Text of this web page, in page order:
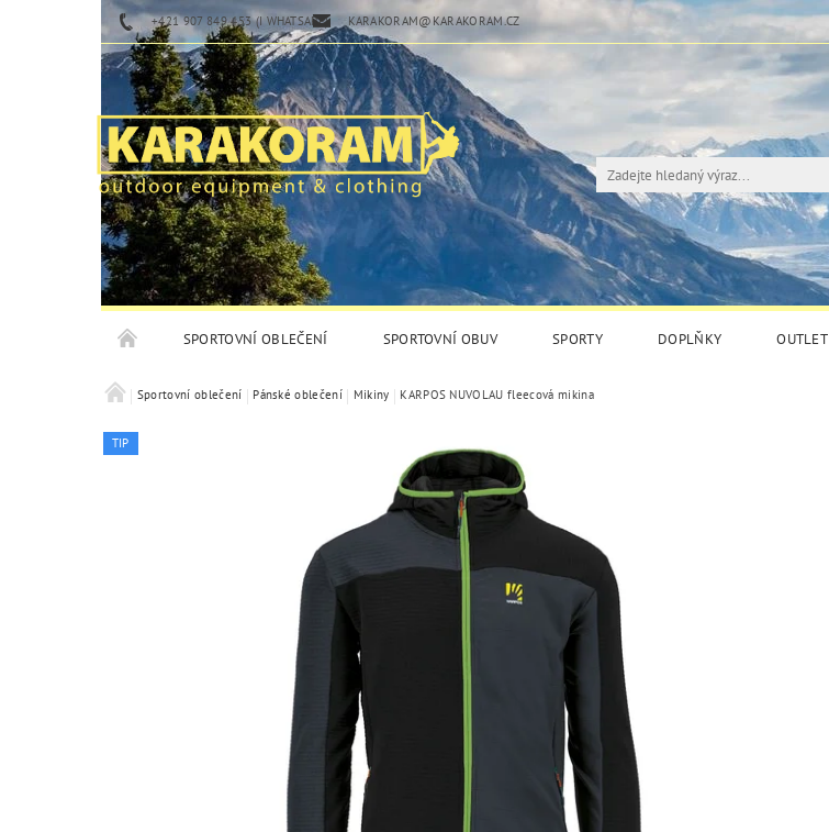
+421 907 849 453 (I WHATSAPP) KARAKORAM@KARAKORAM.CZ
SPORTOVNÍ OBLEČENÍ SPORTOVNÍ OBUV SPORTY DOPLŇKY OUTLET
Sportovní oblečení Pánské oblečení Mikiny KARPOS NUVOLAU fleecová mikina
TIP